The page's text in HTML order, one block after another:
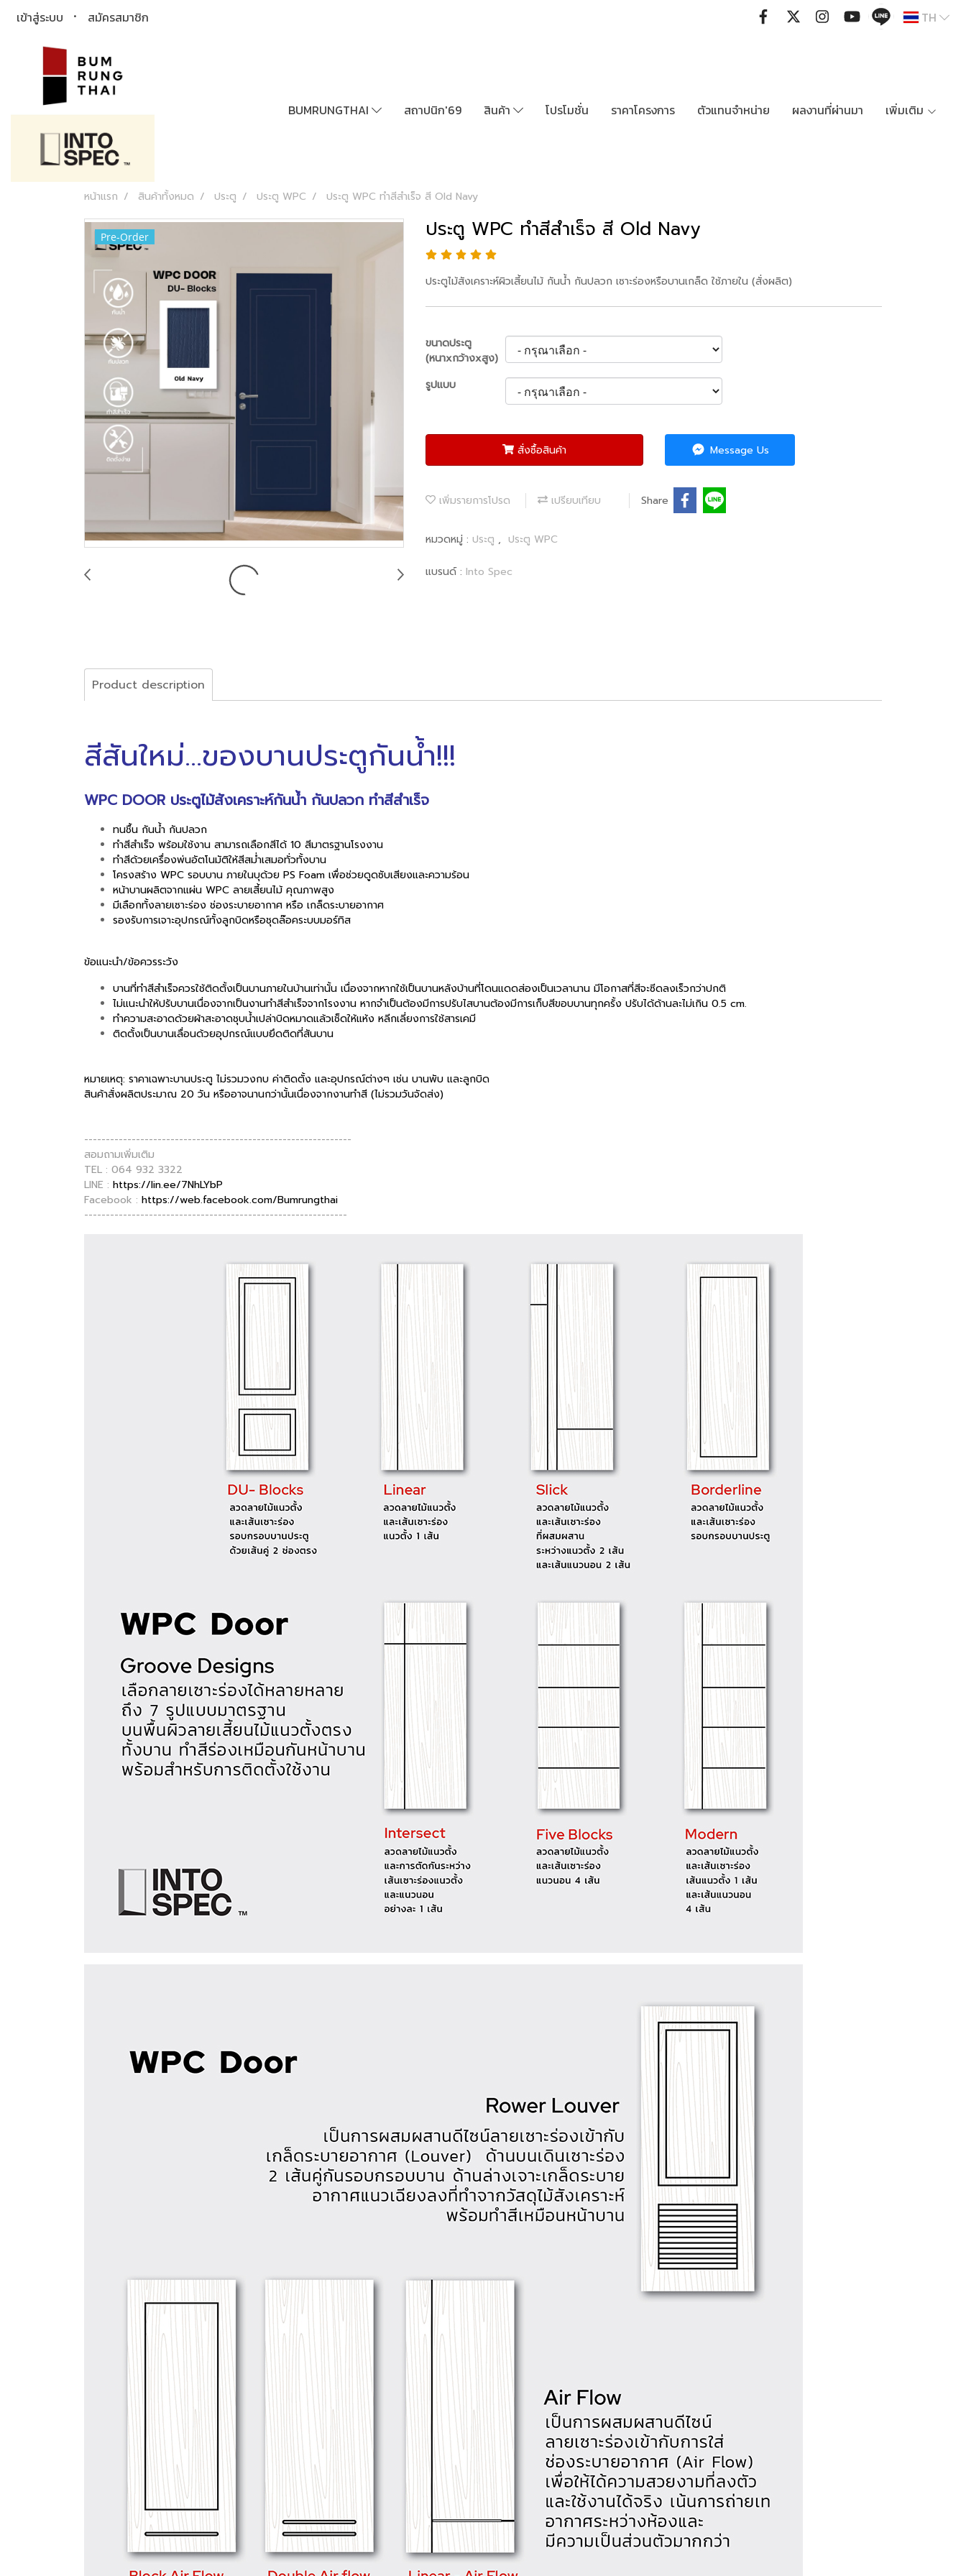
เข้าสู่ระบบ สมัครสมาชิก TH
BUMRUNGTHAI สถาปนิก'69 สินค้า โปรโมชั่น ราคาโครงการ ตัวแทนจำหน่าย ผลงานที่ผ่านมา เพิ่มเติม
หน้าแรก สินค้าทั้งหมด ประตู ประตู WPC ประตู WPC ทำสีสำเร็จ สี Old Navy
Pre-Order ประตู WPC ทำสีสำเร็จ สี Old Navy
ประตูไม้สังเคราะห์ผิวเสี้ยนไม้ กันน้ำ กันปลวก เซาะร่องหรือบานเกล็ด ใช้ภายใน (สั่งผลิต)
ขนาดประตู
(หนาxกว้างxสูง)
รูปแบบ
สั่งซื้อสินค้า Message Us
เพิ่มรายการโปรด เปรียบเทียบ Share
หมวดหมู่ : ประตู , ประตู WPC
แบรนด์ : Into Spec
Product description
สีสันใหม่...ของบานประตูกันน้ำ!!!
WPC DOOR ประตูไม้สังเคราะห์กันน้ำ กันปลวก ทำสีสำเร็จ
ทนชื้น กันน้ำ กันปลวก
ทำสีสำเร็จ พร้อมใช้งาน สามารถเลือกสีได้ 10 สีมาตรฐานโรงงาน
ทำสีด้วยเครื่องพ่นอัตโนมัติให้สีสม่ำเสมอทั่วทั้งบาน
โครงสร้าง WPC รอบบาน ภายในบุด้วย PS Foam เพื่อช่วยดูดซับเสียงและความร้อน
หน้าบานผลิตจากแผ่น WPC ลายเสี้ยนไม้ คุณภาพสูง
มีเลือกทั้งลายเซาะร่อง ช่องระบายอากาศ หรือ เกล็ดระบายอากาศ
รองรับการเจาะอุปกรณ์ทั้งลูกบิดหรือชุดล๊อคระบบมอร์ทิส
ข้อแนะนำ/ข้อควรระวัง
บานที่ทำสีสำเร็จควรใช้ติดตั้งเป็นบานภายในบ้านเท่านั้น เนื่องจากหากใช้เป็นบานหลังบ้านที่โดนแดดส่องเป็นเวลานาน มีโอกาสที่สีจะซีดลงเร็วกว่าปกติ
ไม่แนะนำให้ปรับบานเนื่องจากเป็นงานทำสีสำเร็จจากโรงงาน หากจำเป็นต้องมีการปรับไสบานต้องมีการเก็บสีขอบบานทุกครั้ง ปรับได้ด้านละไม่เกิน 0.5 cm.
ทำความสะอาดด้วยผ้าสะอาดชุบน้ำเปล่าบิดหมาดแล้วเช็ดให้แห้ง หลีกเลี่ยงการใช้สารเคมี
ติดตั้งเป็นบานเลื่อนด้วยอุปกรณ์แบบยึดติดที่สันบาน
หมายเหตุ: ราคาเฉพาะบานประตู ไม่รวมวงกบ ค่าติดตั้ง และอุปกรณ์ต่างๆ เช่น บานพับ และลูกบิด
สินค้าสั่งผลิตประมาณ 20 วัน หรืออาจนานกว่านั้นเนื่องจากงานทำสี (ไม่รวมวันจัดส่ง)
--------------------------------------------------------------
สอมถามเพิ่มเติม
TEL : 064 932 3322
LINE : https://lin.ee/7NhLYbP
Facebook : https://web.facebook.com/Bumrungthai
-------------------------------------------------------------